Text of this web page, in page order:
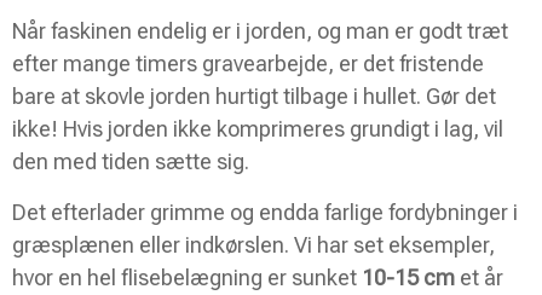
Når faskinen endelig er i jorden, og man er godt træt
efter mange timers gravearbejde, er det fristende
bare at skovle jorden hurtigt tilbage i hullet. Gør det
ikke! Hvis jorden ikke komprimeres grundigt i lag, vil
den med tiden sætte sig.
Det efterlader grimme og endda farlige fordybninger i
græsplænen eller indkørslen. Vi har set eksempler,
hvor en hel flisebelægning er sunket 10-15 cm et år